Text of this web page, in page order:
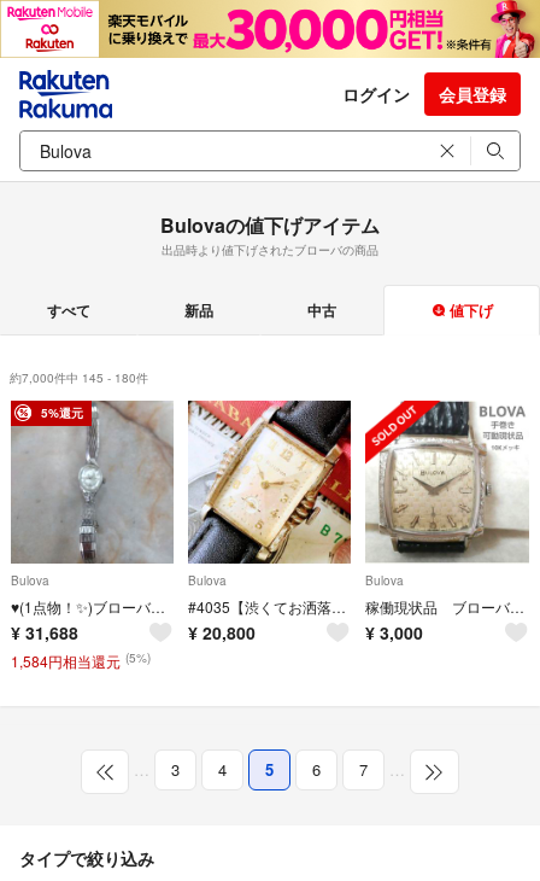
ログイン 会員登録
Bulovaの値下げアイテム
出品時より値下げされたブローバの商品
すべて 新品 中古 値下げ
約7,000件中 145 - 180件
5%還元
Bulova
♥(1点物！✨)ブローバー BULOVAウオッチヴィンテージ手巻き時計
¥ 31,688
1,584円相当還元 (5%)
Bulova
#4035【渋くてお洒落】メンズ 腕時計 ブローバ 動作品 アンティーク 手巻き
¥ 20,800
Bulova
稼働現状品 ブローバ 手巻き 10Kメッキ仕上げ YJ104
¥ 3,000
… 3 4 5 6 7 …
タイプで絞り込み